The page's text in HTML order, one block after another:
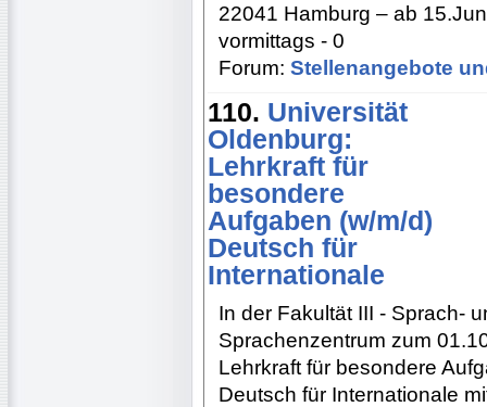
22041 Hamburg – ab
vormittags - 0
Forum: Stellenangebote
110. Universität
Oldenburg:
Lehrkraft für
besondere
Aufgaben (w/m/d)
Deutsch für
Internationale
In der Fakultät III - Sprach-
Sprachenzentrum zum
Lehrkraft für besondere
Deutsch für Internationale